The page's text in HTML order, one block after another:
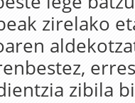
zirelako
zibila